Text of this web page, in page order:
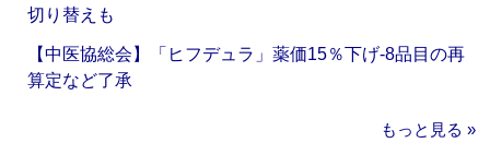
切り替えも
【中医協総会】「ヒフデュラ」薬価15％下げ‐8品目の再
算定など了承
もっと見る »